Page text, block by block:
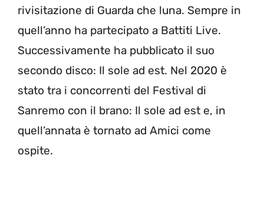
rivisitazione di Guarda che luna. Sempre in
quell’anno ha partecipato a Battiti Live.
Successivamente ha pubblicato il suo
secondo disco: Il sole ad est. Nel 2020 è
stato tra i concorrenti del Festival di
Sanremo con il brano: Il sole ad est e, in
quell’annata è tornato ad Amici come
ospite.